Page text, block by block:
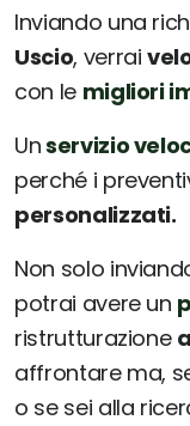
Inviando una
Uscio, verrai
con le migliori
Unservizio
perché i
personalizzati.
Non solo
potrai avere un
ristrutturazione
affrontare ma,
o se sei alla